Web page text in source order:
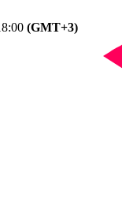
(GMT+3)